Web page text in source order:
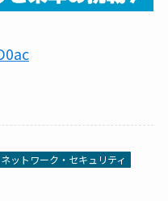
ネットワーク・セキュリティ